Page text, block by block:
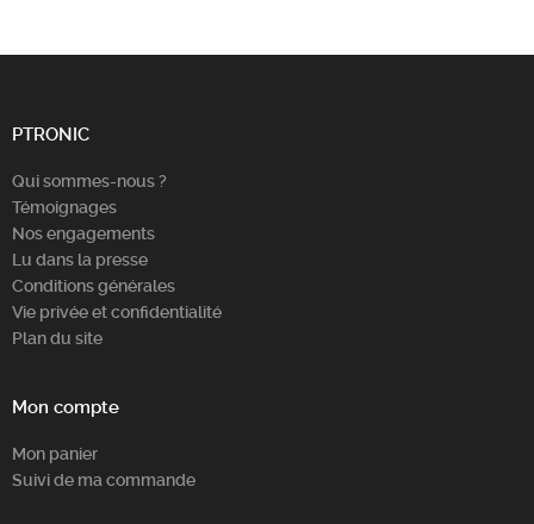
PTRONIC
Qui sommes-nous ?
Témoignages
Nos engagements
Lu dans la presse
Conditions générales
Vie privée et confidentialité
Plan du site
Mon compte
Mon panier
Suivi de ma commande